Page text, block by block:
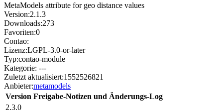
MetaModels attribute for geo distance values
Version:2.1.3
Downloads:273
Favoriten:0
Contao:
Lizenz:LGPL-3.0-or-later
Typ:contao-module
Kategorie: ---
Zuletzt aktualisiert:1552526821
Anbieter:metamodels
Version Freigabe-Notizen und Änderungs-Log
2.3.0